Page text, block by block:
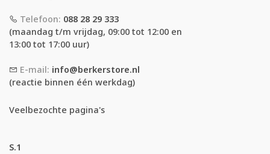
Telefoon: 088 28 29 333
(maandag t/m vrijdag, 09:00 tot 12:00 en
13:00 tot 17:00 uur)
E-mail: info@berkerstore.nl
(reactie binnen één werkdag)
Veelbezochte pagina's
S.1